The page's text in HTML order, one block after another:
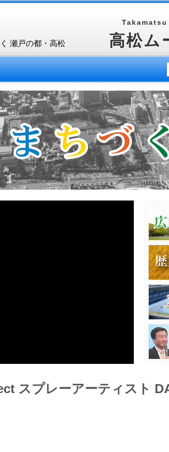
瀬戸の都・高松 高松ム
スプレーアーティスト